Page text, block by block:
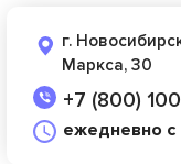
г.
Маркса, 30
+7 (800)
ежедневно